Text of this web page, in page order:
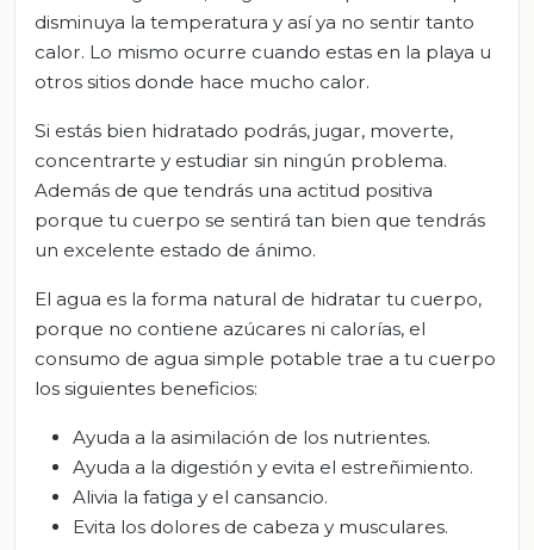
disminuya la temperatura y así ya no sentir tanto
calor. Lo mismo ocurre cuando estas en la playa u
otros sitios donde hace mucho calor.
Si estás bien hidratado podrás, jugar, moverte,
concentrarte y estudiar sin ningún problema.
Además de que tendrás una actitud positiva
porque tu cuerpo se sentirá tan bien que tendrás
un excelente estado de ánimo.
El agua es la forma natural de hidratar tu cuerpo,
porque no contiene azúcares ni calorías, el
consumo de agua simple potable trae a tu cuerpo
los siguientes beneficios:
Ayuda a la asimilación de los nutrientes.
Ayuda a la digestión y evita el estreñimiento.
Alivia la fatiga y el cansancio.
Evita los dolores de cabeza y musculares.